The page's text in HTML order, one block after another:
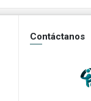
Contáctanos